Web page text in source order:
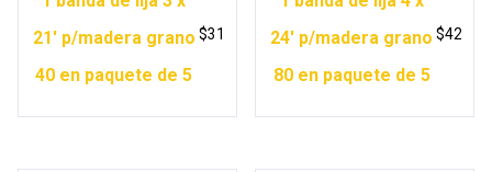
21′ p/madera grano
40 en paquete de 5
$31
24′ p/madera grano
80 en paquete de 5
$42